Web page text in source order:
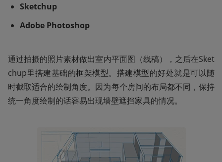
Sketchup
Adobe Photoshop
通过拍摄的照片素材做出室内平面图（线稿），之后在Sket
chup里搭建基础的框架模型。搭建模型的好处就是可以随
时截取适合的绘制角度。因为每个房间的布局都不同，保持
统一角度绘制的话容易出现墙壁遮挡家具的情况。